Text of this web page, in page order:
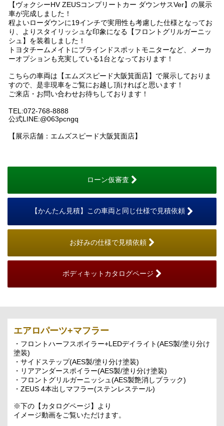
【ヴォクシーHV ZEUSコンプリートカー ダウンサスVer】の展示
車が完成しました！
程よいローダウンに19インチで実用性も考慮した仕様となってお
り、よりスタイリッシュな印象になる【フロントグリルガーニッ
シュ】を装着しました！
トヨタチームメイトにブラインドスポットモニターなど、メーカ
ーオプションも充実している1台となっております！
こちらの車両は【エムズスピード大阪箕面店】で展示しておりま
すので、是非現車をご覧にお越し頂ければと思います！
ご来店・お問い合わせお待ちしております！
TEL:072-768-8888
公式LINE:@063pcngq
【展示店舗：エムズスピード大阪箕面店】
ローン仮審査
【かんたん見積】この車両と同じ仕様で見積依頼
お好みの仕様で見積依頼
ボディキットカタログページ
エアロパーツ+マフラー
・フロントハーフスポイラー+LEDデイライト(AES製/塗り分け
塗装)
・サイドステップ(AES製/塗り分け塗装)
・リアアンダースポイラー(AES製/塗り分け塗装)
・フロントグリルガーニッシュ(AES製艶消しブラック)
・ZEUS 4本出しマフラー(ステンレステール)
※下の【カタログページ】より
イメージ動画をご覧いただけます。